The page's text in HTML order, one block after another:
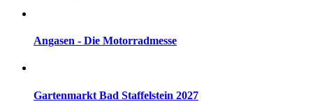
Angasen - Die Motorradmesse
Gartenmarkt Bad Staffelstein 2027